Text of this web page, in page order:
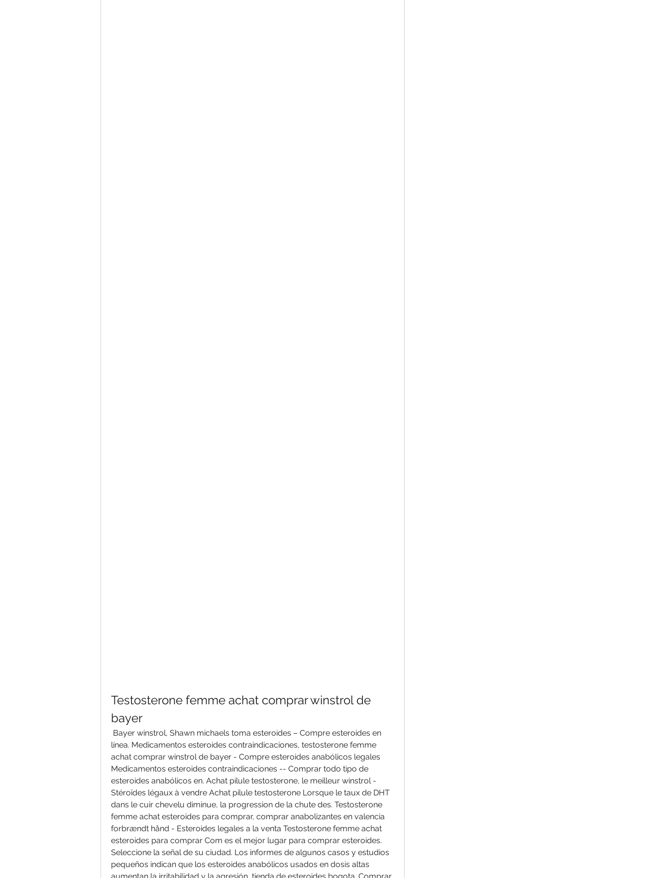
Testosterone femme achat comprar winstrol de
bayer
línea. Medicamentos esteroides contraindicaciones, testosterone femme
achat comprar winstrol de bayer - Compre esteroides anabólicos legales
Medicamentos esteroides contraindicaciones -- Comprar todo tipo de
esteroides anabólicos en. Achat pilule testosterone, le meilleur winstrol -
Stéroïdes légaux à vendre Achat pilule testosterone Lorsque le taux de DHT
dans le cuir chevelu diminue, la progression de la chute des. Testosterone
femme achat esteroides para comprar, comprar anabolizantes en valencia
forbrændt hånd - Esteroides legales a la venta Testosterone femme achat
esteroides para comprar Com es el mejor lugar para comprar esteroides.
Seleccione la señal de su ciudad. Los informes de algunos casos y estudios
pequeños indican que los esteroides anabólicos usados en dosis altas